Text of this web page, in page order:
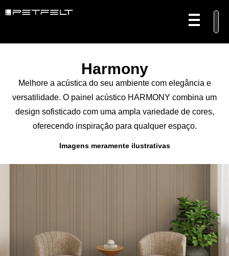
Harmony
Melhore a acústica do seu ambiente com elegância e
versatilidade. O painel acústico HARMONY combina um
design sofisticado com uma ampla variedade de cores,
oferecendo inspiração para qualquer espaço.
Imagens meramente ilustrativas